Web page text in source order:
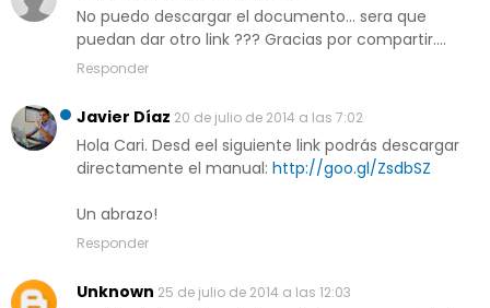
No puedo descargar el documento... sera que
puedan dar otro link ??? Gracias por compartir....
Responder
Javier Díaz 20 de julio de 2014 a las 7:02
Hola Cari. Desd eel siguiente link podrás descargar
directamente el manual: http://goo.gl/ZsdbSZ
Un abrazo!
Responder
Unknown 25 de julio de 2014 a las 12:03